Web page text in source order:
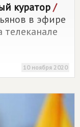
куратор/
в эфире
телеканале
10 ноября 2020